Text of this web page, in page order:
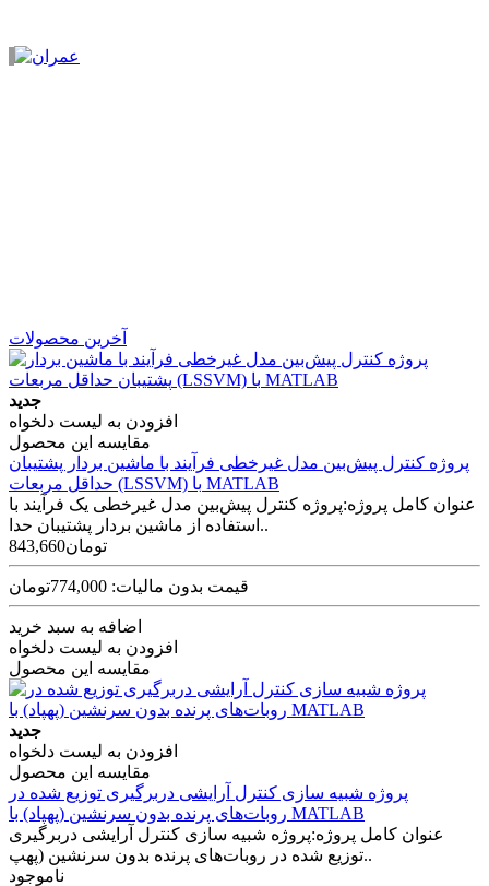
آخرین محصولات
جدید
افزودن به لیست دلخواه
مقایسه این محصول
پروژه کنترل پیش‌بین مدل غیرخطی فرآیند با ماشین بردار پشتیبان
حداقل مربعات (LSSVM) با MATLAB
عنوان کامل پروژه:پروژه کنترل پیش‌بین مدل غیرخطی یک فرآیند با
استفاده از ماشین بردار پشتیبان حدا..
843,660تومان
قیمت بدون مالیات: 774,000تومان
اضافه به سبد خرید
افزودن به لیست دلخواه
مقایسه این محصول
جدید
افزودن به لیست دلخواه
مقایسه این محصول
پروژه شبیه سازی کنترل آرایشی دربرگیری توزیع شده در
روبات‌های پرنده بدون سرنشین (پهپاد) با MATLAB
عنوان کامل پروژه:پروژه شبیه سازی کنترل آرایشی دربرگیری
توزیع شده در روبات‌های پرنده بدون سرنشین (پهپ..
ناموجود